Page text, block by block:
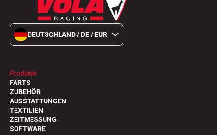
DEUTSCHLAND / DE / EUR
Produkte
FARTS
ZUBEHÖR
AUSSTATTUNGEN
TEXTILIEN
ZEITMESSUNG
SOFTWARE